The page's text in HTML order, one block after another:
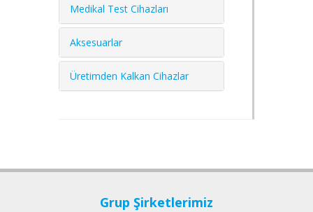
Medikal Test Cihazları
Aksesuarlar
Üretimden Kalkan Cihazlar
Grup Şirketlerimiz